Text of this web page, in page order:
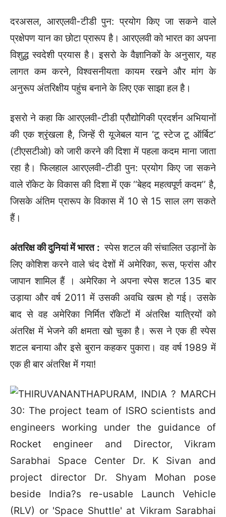
दरअसल, आरएलवी-टीडी पुन: प्रयोग किए जा सकने वाले
प्रक्षेपण यान का छोटा प्रारूप है। आरएलवी को भारत का अपना
विशुद्ध स्वदेशी प्रयास है। इसरो के वैज्ञानिकों के अनुसार, यह
लागत कम करने, विश्वसनीयता कायम रखने और मांग के
अनुरूप अंतरिक्षीय पहुंच बनाने के लिए एक साझा हल है।
इसरो ने कहा कि आरएलवी-टीडी प्रौद्योगिकी प्रदर्शन अभियानों
की एक श्रृंखला है, जिन्हें री यूजेबल यान ‘टू स्टेज टू ऑर्बिट’
(टीएसटीओ) को जारी करने की दिशा में पहला कदम माना जाता
रहा है। फिलहाल आरएलवी-टीडी पुन: प्रयोग किए जा सकने
वाले रॉकेट के विकास की दिशा में एक ‘‘बेहद महत्वपूर्ण कदम’’ है,
जिसके अंतिम प्रारूप के विकास में 10 से 15 साल लग सकते
हैं।
अंतरिक्ष की दुनियां में भारत :स्पेस शटल की संचालित उड़ानों के
लिए कोशिश करने वाले चंद देशों में अमेरिका, रूस, फ्रांस और
जापान शामिल हैं । अमेरिका ने अपना स्पेस शटल 135 बार
उड़ाया और वर्ष 2011 में उसकी अवधि खत्म हो गई। उसके
बाद से वह अमेरिका निर्मित रॉकेटों में अंतरिक्ष यात्रियों को
अंतरिक्ष में भेजने की क्षमता खो चुका है। रूस ने एक ही स्पेस
शटल बनाया और इसे बुरान कहकर पुकारा। वह वर्ष 1989 में
एक ही बार अंतरिक्ष में गया!